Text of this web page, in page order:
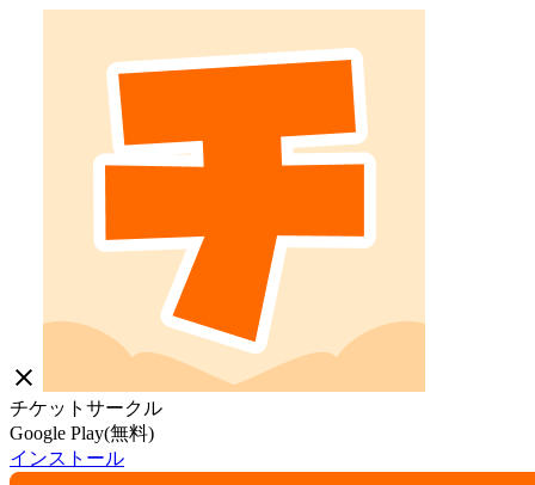
close
チケットサークル
Google Play(無料)
インストール